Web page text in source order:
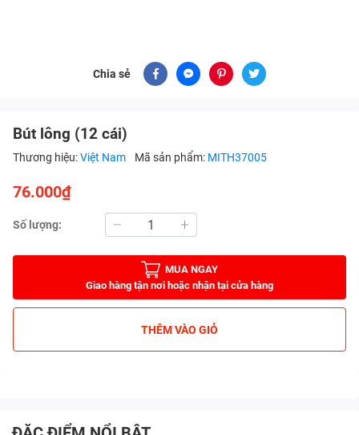
Chia sẻ
Bút lông (12 cái)
Thương hiệu:Việt Nam Mã sản phẩm: MITH37005
76.000₫
Số lượng:
MUA NGAY
Giao hàng tận nơi hoặc nhận tại cửa hàng
THÊM VÀO GIỎ